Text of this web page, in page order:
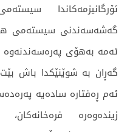
ئۆرگانیزمەکاندا
گەشەسەندنی سیستەمی
ئەمە بەهۆی
گەڕان بە شوێنێکدا باش
ئەم ڕەفتارە سادەیە
زیندەوەرە